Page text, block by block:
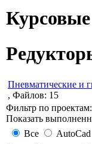
Пневматические и
, Файлов: 15
Фильтр по проектам:
Показать
Все
AutoCad